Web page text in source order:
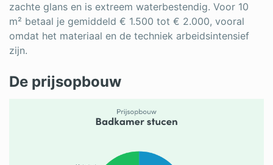
zachte glans en is extreem waterbestendig. Voor 10
m² betaal je gemiddeld € 1.500 tot € 2.000, vooral
omdat het materiaal en de techniek arbeidsintensief
zijn.
De prijsopbouw